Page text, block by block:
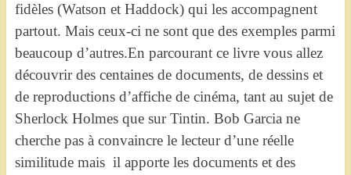
fidèles (Watson et Haddock) qui les accompagnent
partout. Mais ceux-ci ne sont que des exemples parmi
beaucoup d’autres.En parcourant ce livre vous allez
découvrir des centaines de documents, de dessins et
de reproductions d’affiche de cinéma, tant au sujet de
Sherlock Holmes que sur Tintin. Bob Garcia ne
cherche pas à convaincre le lecteur d’une réelle
similitude mais il apporte les documents et des